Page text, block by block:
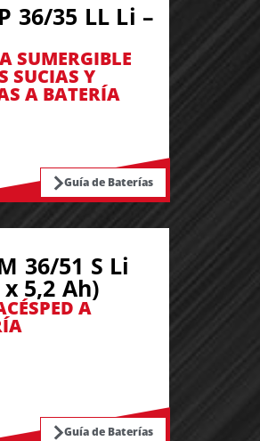
36/35 LL Li –
SUMERGIBLE
SUCIAS Y
A BATERÍA
Guía de Baterías
36/51 S Li
x 5,2 Ah)
A
Guía de Baterías